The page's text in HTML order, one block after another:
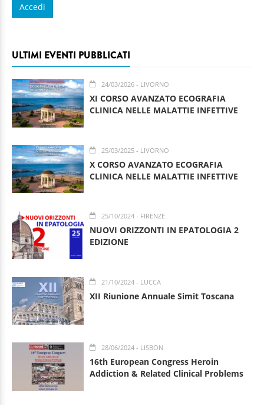
ULTIMI EVENTI PUBBLICATI
24/03/2026 - LIVORNO
XI CORSO AVANZATO ECOGRAFIA
CLINICA NELLE MALATTIE INFETTIVE
25/03/2025 - LIVORNO
X CORSO AVANZATO ECOGRAFIA
CLINICA NELLE MALATTIE INFETTIVE
25/10/2024 - FIRENZE
NUOVI ORIZZONTI IN EPATOLOGIA 2
EDIZIONE
21/10/2024 - LUCCA
XII Riunione Annuale Simit Toscana
28/06/2024 - LISBON
16th European Congress Heroin
Addiction & Related Clinical Problems